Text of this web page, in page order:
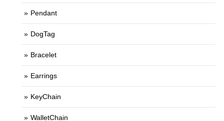
Pendant
DogTag
Bracelet
Earrings
KeyChain
WalletChain